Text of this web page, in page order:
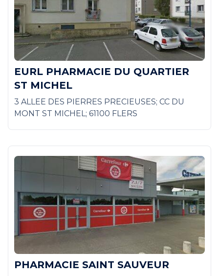
EURL PHARMACIE DU QUARTIER
ST MICHEL
3 ALLEE DES PIERRES PRECIEUSES; CC DU
MONT ST MICHEL; 61100 FLERS
PHARMACIE SAINT SAUVEUR